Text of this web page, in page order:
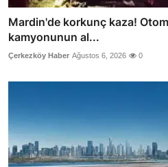
Mardin'de korkunç kaza!
kamyonunun al...
Çerkezköy Haber Ağustos 6, 2026 0